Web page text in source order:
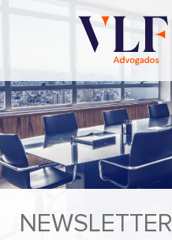
NEWSLETTER